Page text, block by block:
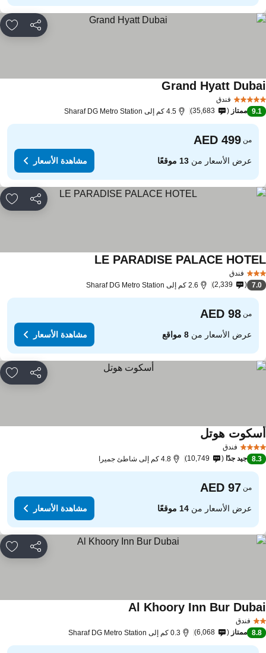
مشاركة
فندق
Grand Hyatt
9.1 ممتاز 35,683 4.5 كم إلى Sharaf DG Metro Station
من
عرض الأسعار من13 موقعًا مشاهدة الأسعار
مشاركة
فندق
LE PARADISE PALACE
7.0
2,339 2.6 كم إلى Sharaf DG Metro Station
من
عرض الأسعار من8 مواقع مشاهدة الأسعار
مشاركة
فندق
هوتل
8.3 جيد جدًا 10,749 4.8 كم إلى شاطئ جميرا
من
عرض الأسعار من14 موقعًا مشاهدة الأسعار
مشاركة
فندق
Al Khoory Inn Bur
8.8 ممتاز 6,068 0.3 كم إلى Sharaf DG Metro Station